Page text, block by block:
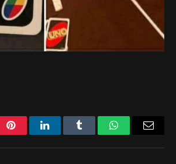
PinterestLinkedInTumblr WhatsApp